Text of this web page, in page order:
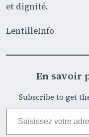
et dignité.
LentilleInfo
En savoir
Subscribe to get
Saisissez votre adresse e-mail…